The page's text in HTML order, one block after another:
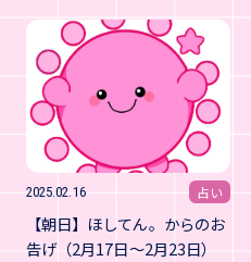
2025.02.16 占い
【朝日】ほしてん。からのお
告げ（2月17日～2月23日）